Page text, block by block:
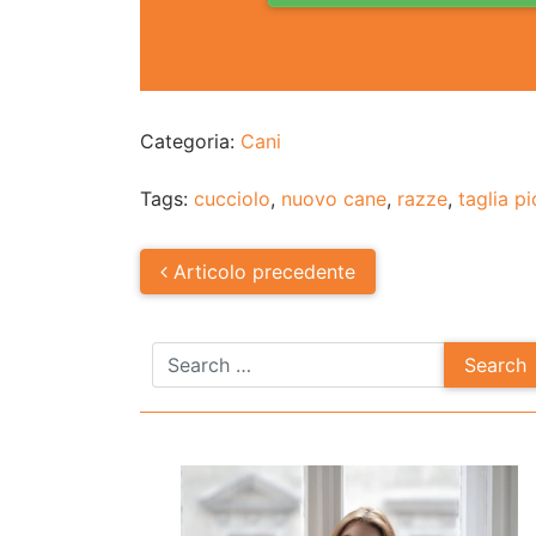
Categoria: Cani
Tags: cucciolo, nuovo cane, razze, taglia
Post
navigation
Articolo precedente